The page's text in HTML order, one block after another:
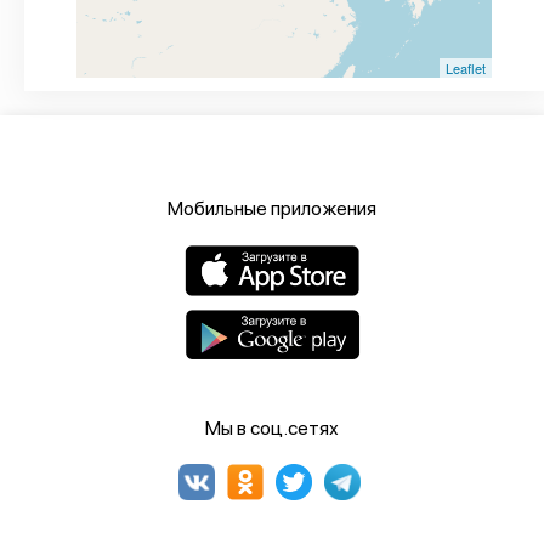
Leaflet
Мобильные приложения
Мы в соц.сетях